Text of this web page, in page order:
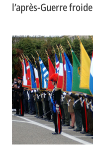
l’après-Guerre froide